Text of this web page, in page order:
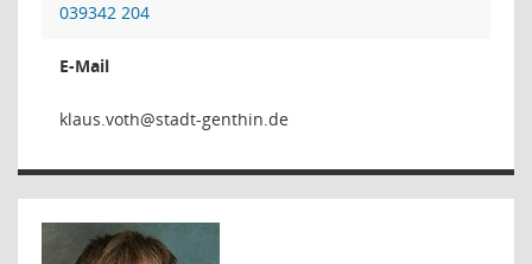
039342 204
E-Mail
htov.